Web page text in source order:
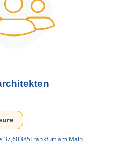
37,60385Frankfurt am Main